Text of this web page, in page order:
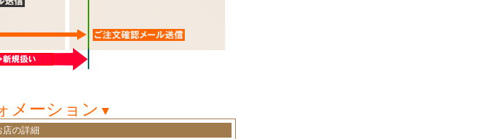
メーション ▼
店の詳細